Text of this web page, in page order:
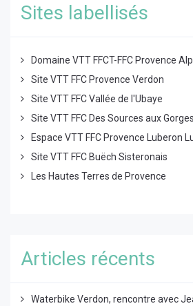
Sites labellisés
Domaine VTT FFCT-FFC Provence
Site VTT FFC Provence Verdon
Site VTT FFC Vallée de l'Ubaye
Site VTT FFC Des Sources aux
Espace VTT FFC Provence Luberon
Site VTT FFC Buëch Sisteronais
Les Hautes Terres de Provence
Articles récents
Waterbike Verdon, rencontre avec